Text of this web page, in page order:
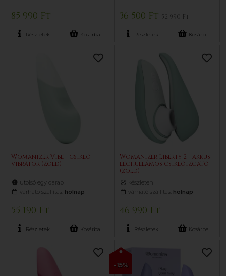
85 990 Ft
Részletek Kosárba
36 500 Ft52 990 Ft
Részletek Kosárba
Womanizer Vibe - csikló
vibrátor (zöld)
utolsó egy darab
várható szállítás: holnap
55 190 Ft
Részletek Kosárba
Womanizer Liberty 2 - akkus
léghullámos csiklóizgató
(zöld)
készleten
várható szállítás: holnap
46 990 Ft
Részletek Kosárba
-15%